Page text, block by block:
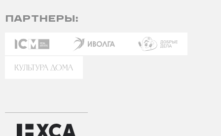
ПАРТНЕРЫ: